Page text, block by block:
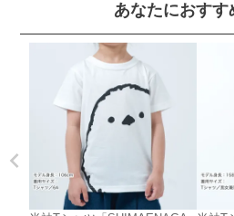
あなたにおすす